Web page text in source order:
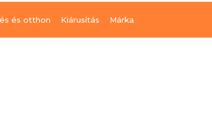
és otthon Kiárusítás Márka